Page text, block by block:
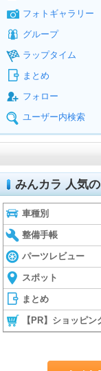
フォトギャラリー
グループ
ラップタイム
まとめ
フォロー
ユーザー内検索
みんカラ 人気
車種別
整備手帳
パーツレビュー
スポット
まとめ
【PR】ショッピン